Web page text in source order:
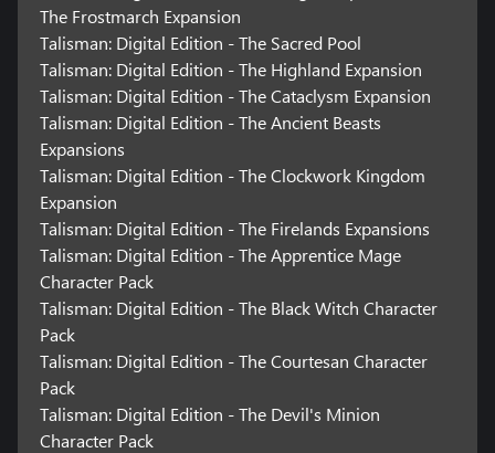
The Frostmarch Expansion
Talisman: Digital Edition - The Sacred Pool
Talisman: Digital Edition - The Highland Expansion
Talisman: Digital Edition - The Cataclysm Expansion
Talisman: Digital Edition - The Ancient Beasts
Expansions
Talisman: Digital Edition - The Clockwork Kingdom
Expansion
Talisman: Digital Edition - The Firelands Expansions
Talisman: Digital Edition - The Apprentice Mage
Character Pack
Talisman: Digital Edition - The Black Witch Character
Pack
Talisman: Digital Edition - The Courtesan Character
Pack
Talisman: Digital Edition - The Devil's Minion
Character Pack